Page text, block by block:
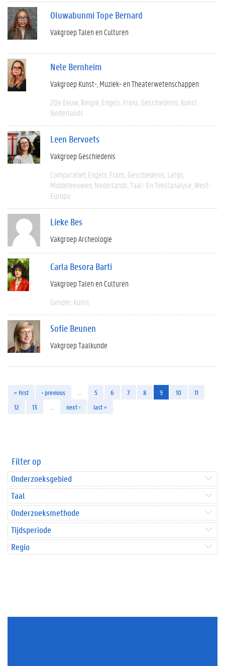
Oluwabunmi Tope Bernard
Vakgroep Talen en Culturen
Nele Bernheim
Vakgroep Kunst-, Muziek- en Theaterwetenschappen
20e Eeuw België Engels Frans Geschiedenis Kunst
Nederlands
Leen Bervoets
Vakgroep Geschiedenis
Comparatief Engels Frans Geschiedenis Latijn
Middeleeuwen Nederlands Taal- En Tekstanalyse West-
Europa
Lieke Bes
Vakgroep Archeologie
Carla Besora Barti
Vakgroep Talen en Culturen
Gender Kunst
Sofie Beunen
Vakgroep Taalkunde
« first ‹ previous 5 6 7 8 9 10
11
12
13 next › last »
Filter op
Onderzoeksgebied
Taal
Onderzoeksmethode
Tijdsperiode
Regio